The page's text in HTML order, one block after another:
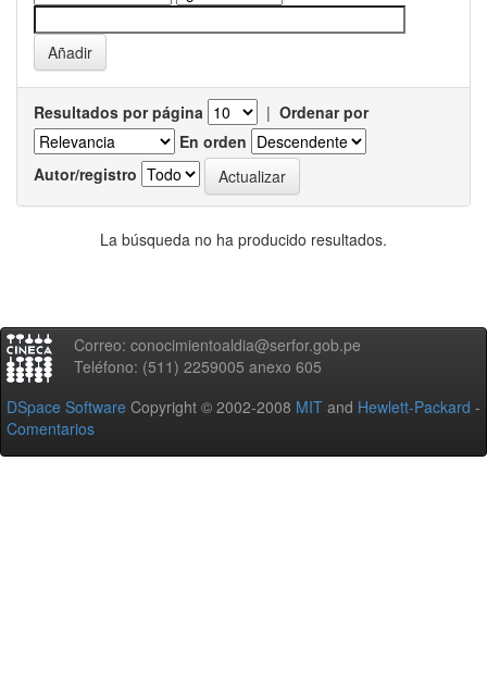
Resultados por página | Ordenar por
En orden
Autor/registro
La búsqueda no ha producido resultados.
Correo: conocimientoaldia@serfor.gob.pe
Teléfono: (511) 2259005 anexo 605
DSpace Software Copyright © 2002-2008 MIT and Hewlett-Packard -
Comentarios